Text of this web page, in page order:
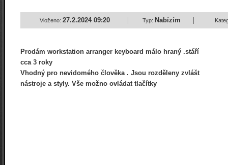
Vloženo: 27.2.2024 09:20 Typ: Nabízím
Prodám workstation arranger keyboard málo hraný .stáří
cca 3 roky
Vhodný pro nevidomého člověka . Jsou rozděleny zvlášt
nástroje a styly. Vše možno ovládat tlačítky